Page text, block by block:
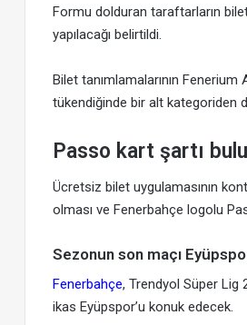
Formu dolduran taraftarların
yapılacağı belirtildi.
Bilet tanımlamalarının
tükendiğinde bir alt kategoriden
Passo kart şartı
Ücretsiz bilet uygulamasının
olması ve Fenerbahçe logolu
Sezonun son maçı
Fenerbahçe, Trendyol Süper Lig
ikas Eyüpspor’u konuk edecek.